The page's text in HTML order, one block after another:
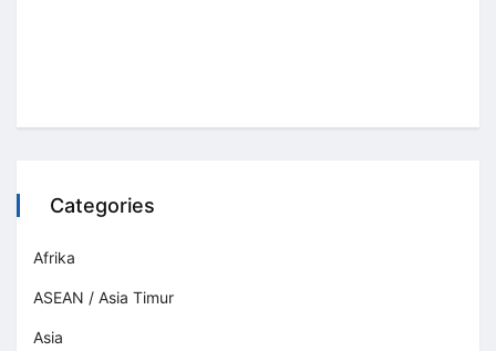
Categories
Afrika
ASEAN / Asia Timur
Asia